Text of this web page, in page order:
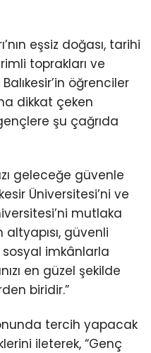
eşsiz doğası, tarihi
toprakları ve
öğrenciler
dikkat çeken
şu çağrıda
geleceğe güvenle
Üniversitesi’ni ve
mutlaka
güvenli
imkânlarla
en güzel şekilde
biridir.”
tercih yapacak
ileterek, “Genç